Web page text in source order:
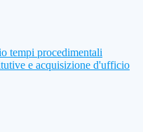
tempi procedimentali
e acquisizione d'ufficio